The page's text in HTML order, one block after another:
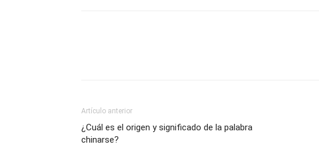
Artículo anterior
¿Cuál es el origen y significado de la palabra
chinarse?